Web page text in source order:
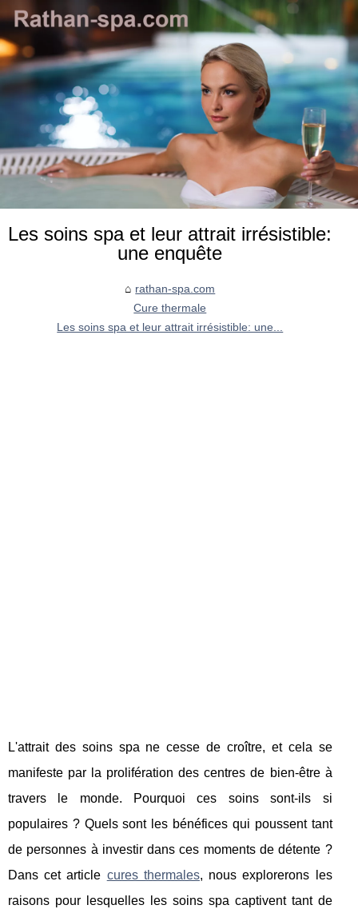
Les soins spa et leur attrait irrésistible:
une enquête
rathan-spa.com
Cure thermale
Les soins spa et leur attrait irrésistible: une...
L'attrait des soins spa ne cesse de croître, et cela se
manifeste par la prolifération des centres de bien-être à
travers le monde. Pourquoi ces soins sont-ils si
populaires ? Quels sont les bénéfices qui poussent tant
de personnes à investir dans ces moments de détente ?
Dans cet article cures thermales, nous explorerons les
raisons pour lesquelles les soins spa captivent tant de